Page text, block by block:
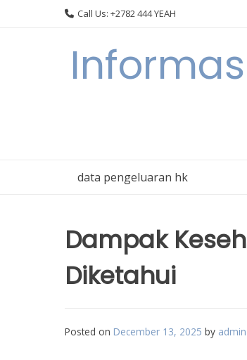
Call Us: +2782 444 YEAH
data pengeluaran hk
Dampak
Diketahui
Posted on December 13, 2025 by